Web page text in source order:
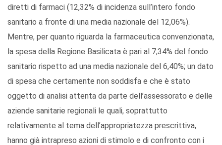
diretti di farmaci (12,32% di incidenza sull’intero fondo
sanitario a fronte di una media nazionale del 12,06%).
Mentre, per quanto riguarda la farmaceutica convenzionata,
la spesa della Regione Basilicata è pari al 7,34% del fondo
sanitario rispetto ad una media nazionale del 6,40%; un dato
di spesa che certamente non soddisfa e che è stato
oggetto di analisi attenta da parte dell’assessorato e delle
aziende sanitarie regionali le quali, soprattutto
relativamente al tema dell’appropriatezza prescrittiva,
hanno già intrapreso azioni di stimolo e di confronto con i